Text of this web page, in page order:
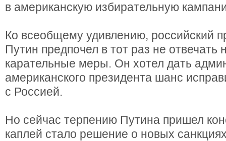
в американскую избирательную
Ко всеобщему удивлению, российский
Путин предпочел в тот раз не отвечать
карательные меры. Он хотел дать
американского президента шанс
с Россией.
Но сейчас терпению Путина пришел
каплей стало решение о новых